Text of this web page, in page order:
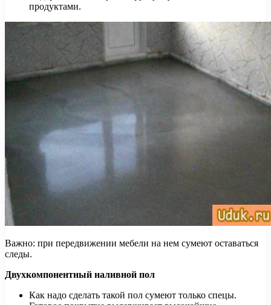
продуктами.
Важно: при передвижении мебели на нем сумеют оставаться
следы.
Двухкомпонентный наливной пол
Как надо сделать такой пол сумеют только спецы.